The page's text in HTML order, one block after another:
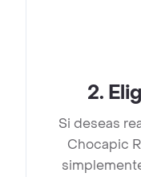
2.
Si deseas
Chocapic